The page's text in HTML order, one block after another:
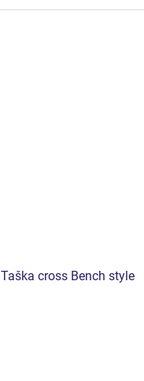
Taška cross Bench style